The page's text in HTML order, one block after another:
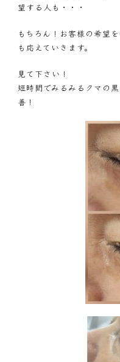
望する人も・・・
もちろん！お客様の希望
も応えていきます。
見て下さい！
短時間でみるみるクマの
善！